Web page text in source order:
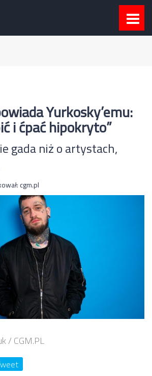
Yurkosky’emu:
i ćpać hipokryto”
gada niż o artystach,
cgm.pl
/ CGM.PL